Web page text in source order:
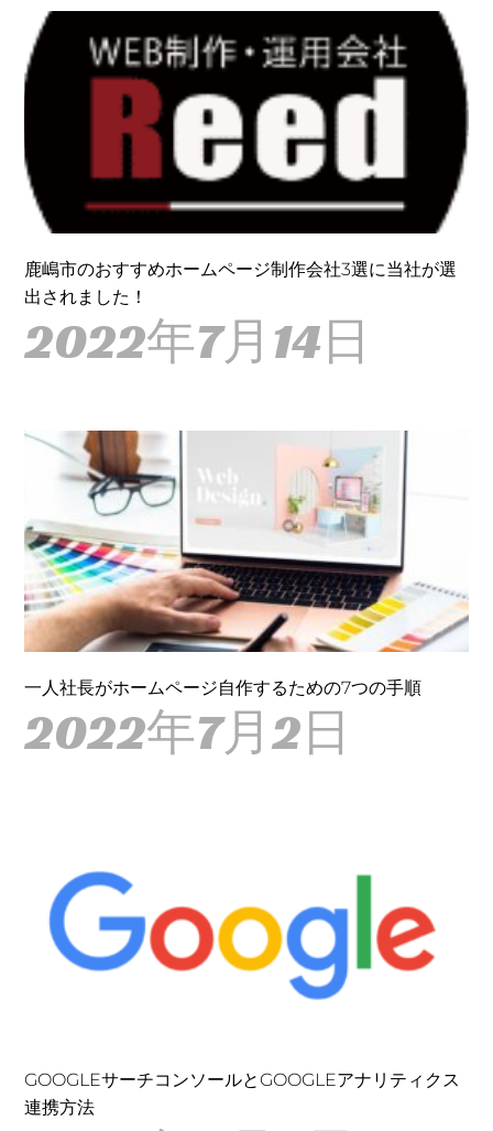
鹿嶋市のおすすめホームページ制作会社3選に当社が選
出されました！
2022年7月14日
一人社長がホームページ自作するための7つの手順
2022年7月2日
GOOGLEサーチコンソールとGOOGLEアナリティクス
連携方法